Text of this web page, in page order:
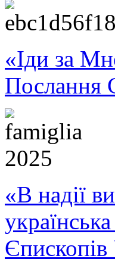
«Іди за
Послання
«В надії